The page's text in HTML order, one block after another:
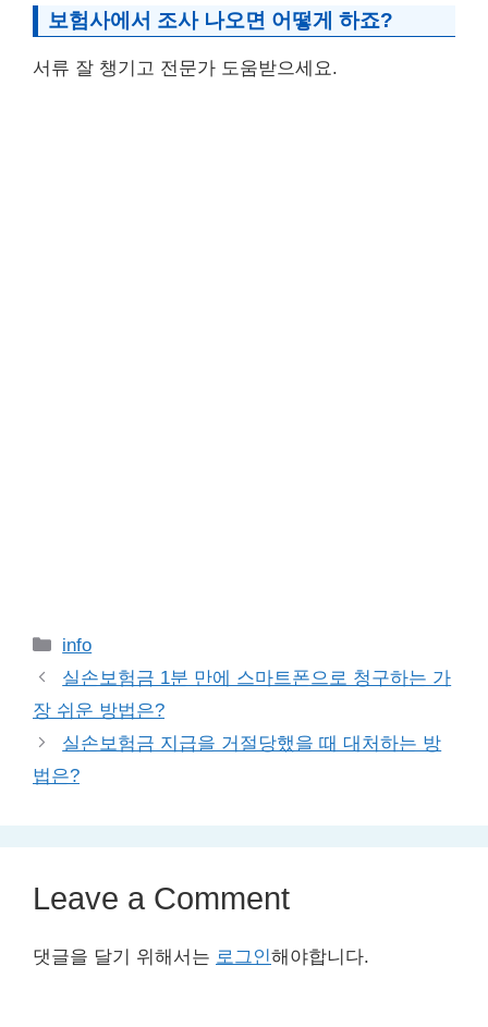
보험사에서 조사 나오면 어떻게 하죠?
서류 잘 챙기고 전문가 도움받으세요.
Categories
info
실손보험금 1분 만에 스마트폰으로 청구하는 가
장 쉬운 방법은?
실손보험금 지급을 거절당했을 때 대처하는 방
법은?
Leave a Comment
댓글을 달기 위해서는 로그인해야합니다.